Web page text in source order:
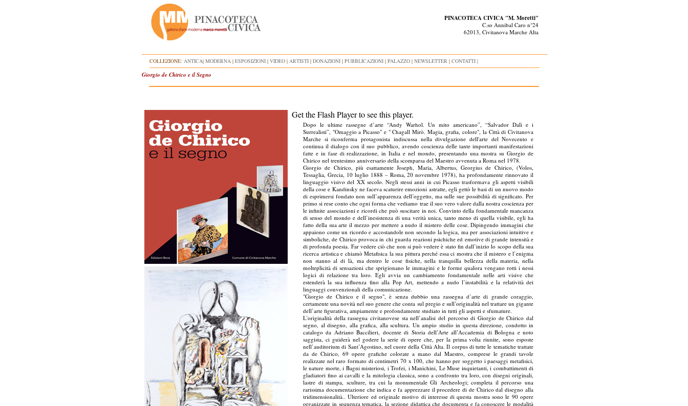
PINACOTECA CIVICA "M. Moretti"
C.so Annibal Caro n°24
62013, Civitanova Marche Alta
COLLEZIONE: ANTICA| MODERNA | ESPOSIZIONI | VIDEO | ARTISTI | DONAZIONI | PUBBLICAZIONI | PALAZZO | NEWSLETTER | CONTATTI |
Giorgio de Chirico e il Segno
Get the Flash Playerto see this player.
Dopo le ultime rassegne d’arte “Andy Warhol. Un mito americano”, “Salvador Dalì e i
Surrealisti”, "Omaggio a Picasso" e " Chagall Mirò. Magia, grafia, colore", la Città di Civitanova
Marche si riconferma protagonista indiscussa nella divulgazione dell'arte del Novecento e
continua il dialogo con il suo pubblico, avendo coscienza delle tante importanti manifestazioni
fatte e in fase di realizzazione, in Italia e nel mondo, presentando una mostra su Giorgio de
Chirico nel trentesimo anniversario della scomparsa del Maestro avvenuta a Roma nel 1978.
Giorgio de Chirico, più esattamente Joseph, Maria, Albertus, Georgius de Chirico, (Volos,
Tessaglia, Grecia, 10 luglio 1888 – Roma, 20 novembre 1978), ha profondamente rinnovato il
linguaggio visivo del XX secolo. Negli stessi anni in cui Picasso trasformava gli aspetti visibili
della cose e Kandinsky ne faceva scaturire emozioni astratte, egli gettò le basi di un nuovo modo
di esprimersi fondato non sull’apparenza dell’oggetto, ma sulle sue possibilità di significato. Per
primo si rese conto che ogni forma che vediamo trae il suo vero valore dalla nostra coscienza per
le infinite associazioni e ricordi che può suscitare in noi. Convinto della fondamentale mancanza
di senso del mondo e dell’inesistenza di una verità unica, tanto meno di quella visibile, egli ha
fatto della sua arte il mezzo per mettere a nudo il mistero delle cose. Dipingendo immagini che
appaiono come un ricordo e accostandole non secondo la logica, ma per associazioni intuitive e
simboliche, de Chirico provoca in chi guarda reazioni psichiche ed emotive di grande intensità e
di profonda poesia. Far vedere ciò che non si può vedere è stato fin dall’inizio lo scopo della sua
ricerca artistica e chiamò Metafisica la sua pittura perché essa ci mostra che il mistero e l’enigma
non stanno al di là, ma dentro le cose fisiche, nella tranquilla bellezza della materia, nella
molteplicità di sensazioni che sprigionano le immagini e le forme qualora vengano rotti i nessi
logici di relazione tra loro. Egli avvia un cambiamento fondamentale nelle arti visive che
estenderà la sua influenza fino alla Pop Art, mettendo a nudo l’instabilità e la relatività dei
linguaggi convenzionali della comunicazione.
"Giorgio de Chirico e il segno", è senza dubbio una rassegna d’arte di grande coraggio,
certamente una novità nel suo genere che conta sul pregio e sull’originalità nel trattare un gigante
dell’arte figurativa, ampiamente e profondamente studiato in tutti gli aspetti e sfumature.
L’originalità della rassegna civitanovese sta nell’analisi del percorso di Giorgio de Chirico dal
segno, al disegno, alla grafica, alla scultura. Un ampio studio in questa direzione, condotto in
catalogo da Adriano Baccilieri, docente di Storia dell’Arte all’Accademia di Bologna e noto
saggista, ci guiderà nel godere la serie di opere che, per la prima volta riunite, sono esposte
nell’auditorium di Sant’Agostino, nel cuore della Città Alta. Il corpus di tutte le tematiche trattate
da de Chirico, 69 opere grafiche colorate a mano dal Maestro, comprese le grandi tavole
realizzate nel raro formato di centimetri 70 x 100, che hanno per soggetto i paesaggi metafisici,
le nature morte, i Bagni misteriosi, i Trofei, i Manichini, Le Muse inquietanti, i combattimenti di
gladiatori fino ai cavalli e la mitologia classica, sono a confronto tra loro, con disegni originali,
lastre di stampa, sculture, tra cui la monumentale Gli Archeologi; completa il percorso una
rarissima documentazione che indica e fa apprezzare il procedere di de Chirico dal disegno alla
tridimensionalità.. Ulteriore ed originale motivo di interesse di questa mostra sono le 90 opere
organizzate in sequenza tematica, la sezione didattica che documenta e fa conoscere le modalità